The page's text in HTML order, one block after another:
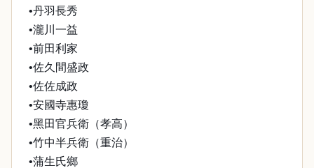
•丹羽長秀
•瀧川一益
•前田利家
•佐久間盛政
•佐佐成政
•安國寺惠瓊
•黑田官兵衛（孝高）
•竹中半兵衛（重治）
•蒲生氏鄉